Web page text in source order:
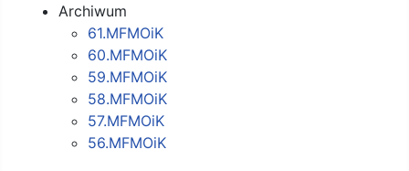
Archiwum
61.MFMOiK
60.MFMOiK
59.MFMOiK
58.MFMOiK
57.MFMOiK
56.MFMOiK